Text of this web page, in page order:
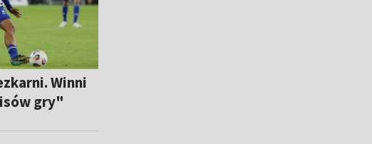
Winni
gry"